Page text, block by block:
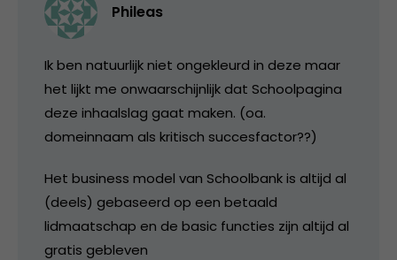
Phileas
Ik ben natuurlijk niet ongekleurd in deze maar
het lijkt me onwaarschijnlijk dat Schoolpagina
deze inhaalslag gaat maken. (oa.
domeinnaam als kritisch succesfactor??)
Het business model van Schoolbank is altijd al
(deels) gebaseerd op een betaald
lidmaatschap en de basic functies zijn altijd al
gratis gebleven